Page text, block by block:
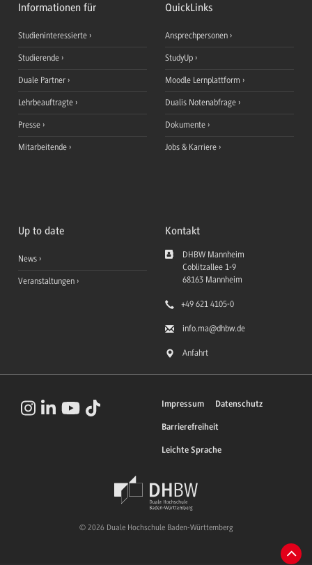
Informationen für
Studieninteressierte
Studierende
Duale Partner
Lehrbeauftragte
Presse
Mitarbeitende
QuickLinks
Ansprechpersonen
StudyUp
Moodle Lernplattform
Dualis Notenabfrage
Dokumente
Jobs & Karriere
Up to date
News
Veranstaltungen
Kontakt
DHBW Mannheim
Coblitzallee 1-9
68163 Mannheim
+49 621 4105-0
info.ma@dhbw.de
Anfahrt
Impressum Datenschutz
Barrierefreiheit
Leichte Sprache
© 2026 Duale Hochschule Baden-Württemberg
Zum